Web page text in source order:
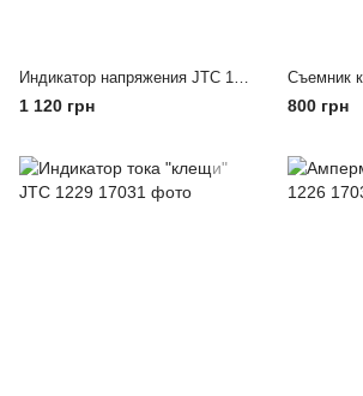
Индикатор напряжения JTC 1248
1 120 грн 800 грн